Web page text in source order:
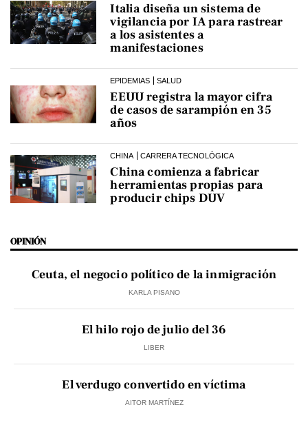
Italia diseña un sistema de
vigilancia por IA para rastrear
a los asistentes a
manifestaciones
EPIDEMIAS SALUD
EEUU registra la mayor cifra
de casos de sarampión en 35
años
CHINA CARRERA TECNOLÓGICA
China comienza a fabricar
herramientas propias para
producir chips DUV
OPINIÓN
Ceuta, el negocio político de la inmigración
KARLA PISANO
El hilo rojo de julio del 36
LIBER
El verdugo convertido en víctima
AITOR MARTÍNEZ